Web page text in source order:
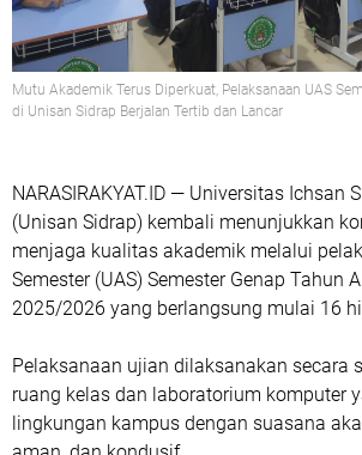
Mutu Akademik Terus Diperkuat, Pelaksanaan UAS
di Unisan Sidrap Berjalan Tertib dan Lancar
NARASIRAKYAT.ID — Universitas Ichsan
(Unisan Sidrap) kembali menunjukkan
menjaga kualitas akademik melalui
Semester (UAS) Semester Genap Tahun
2025/2026 yang berlangsung mulai 16
Pelaksanaan ujian dilaksanakan secara
ruang kelas dan laboratorium komputer
lingkungan kampus dengan suasana